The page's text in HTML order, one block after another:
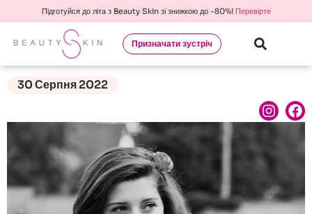
Підготуйся до літа з Beauty Skin зі знижкою до -80%! Перевірте
Призначати зустріч
30 Серпня 2022